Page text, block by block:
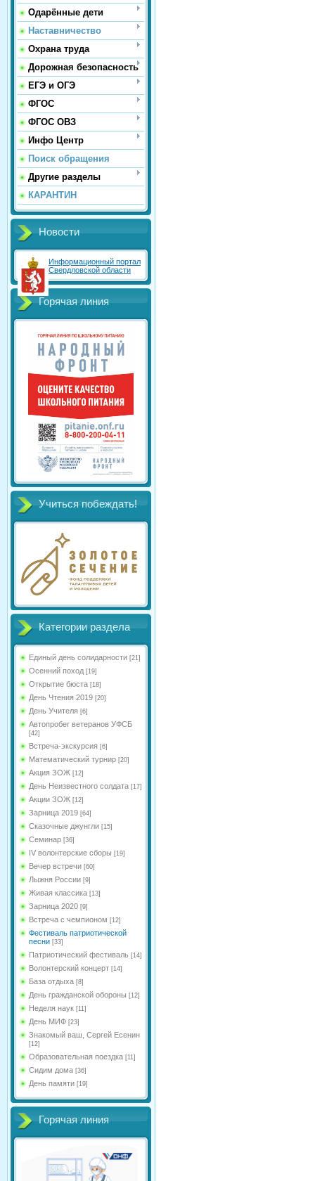
Одарённые дети
Наставничество
Охрана труда
Дорожная безопасность
ЕГЭ и ОГЭ
ФГОС
ФГОС ОВЗ
Инфо Центр
Поиск обращения
Другие разделы
КАРАНТИН
Новости
Информационный портал
Свердловской области
Горячая линия
Учиться побеждать!
Категории раздела
Единый день солидарности [21]
Осенний поход [19]
Открытие бюста [18]
День Чтения 2019 [20]
День Учителя [6]
Автопробег ветеранов УФСБ
[42]
Встреча-экскурсия [6]
Математический турнир [20]
Акция ЗОЖ [12]
День Неизвестного солдата [17]
Акции ЗОЖ [12]
Зарница 2019 [64]
Сказочные джунгли [15]
Семинар [36]
IV волонтерские сборы [19]
Вечер встречи [60]
Лыжня России [9]
Живая классика [13]
Зарница 2020 [9]
Встреча с чемпионом [12]
Фестиваль патриотической
песни [33]
Патриотический фестиваль [14]
Волонтерский концерт [14]
База отдыха [8]
День гражданской обороны [12]
Неделя наук [11]
День МИФ [23]
Знакомый ваш, Сергей Есенин
[12]
Образовательная поездка [11]
Сидим дома [36]
День памяти [19]
Горячая линия